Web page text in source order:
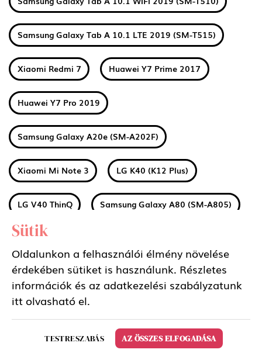
Samsung Galaxy Tab A 10.1 LTE 2019 (SM-T515)
Xiaomi Redmi 7 Huawei Y7 Prime 2017
Huawei Y7 Pro 2019
Samsung Galaxy A20e (SM-A202F)
Xiaomi Mi Note 3 LG K40 (K12 Plus)
LG V40 ThinQ Samsung Galaxy A80 (SM-A805)
Huawei Honor 8S
Huawei P20 Lite 2019 Huawei P Smart Z
LG Q60 Sony Xperia 1
Xiaomi Redmi 7A Xiaomi Mi 9T
Sütik
Oldalunkon a felhasználói élmény növelése
érdekében sütiket is használunk. Részletes
információk és az adatkezelési szabályzatunk
itt olvasható el.
TESTRESZABÁS AZ ÖSSZES ELFOGADÁSA